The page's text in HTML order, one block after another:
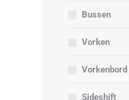
Bussen
Vorken
Vorkenbord
Sideshift